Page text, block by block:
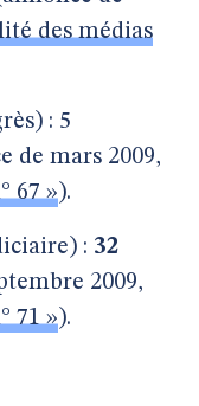
des médias
: 5
de mars 2009,
67 »).
: 32
2009,
71 »).